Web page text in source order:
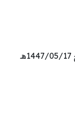
التقديم مُتاح الآن بدأ اليوم السبت بتاريخ 1447/05/17هـ